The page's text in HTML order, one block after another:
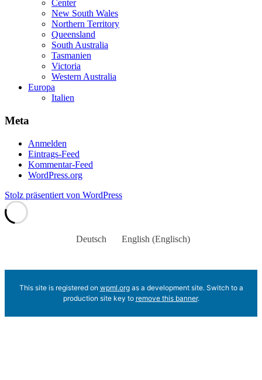
Center
New South Wales
Northern Territory
Queensland
South Australia
Tasmanien
Victoria
Western Australia
Europa
Italien
Meta
Anmelden
Eintrags-Feed
Kommentar-Feed
WordPress.org
Stolz präsentiert von WordPress
Deutsch English (Englisch)
This site is registered on wpml.orgas a development site. Switch to a
production site key to remove this banner.